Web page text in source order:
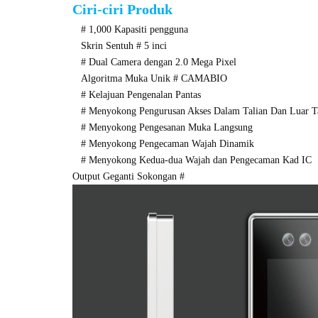
Ciri-ciri Produk
# 1,000 Kapasiti pengguna
Skrin Sentuh # 5 inci
# Dual Camera dengan 2.0 Mega Pixel
Algoritma Muka Unik # CAMABIO
# Kelajuan Pengenalan Pantas
# Menyokong Pengurusan Akses Dalam Talian Dan Luar
# Menyokong Pengesanan Muka Langsung
# Menyokong Pengecaman Wajah Dinamik
# Menyokong Kedua-dua Wajah dan Pengecaman Kad IC
Output Geganti Sokongan #